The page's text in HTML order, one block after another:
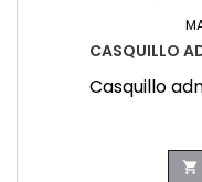
CASQUILLO
Casquillo
